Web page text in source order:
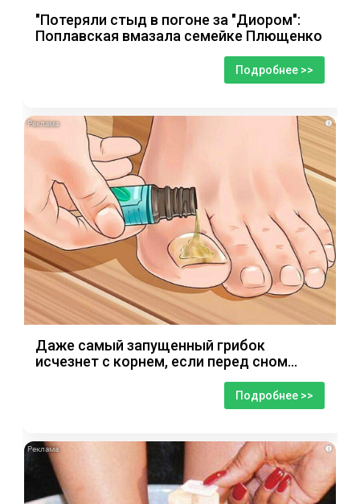
"Потеряли стыд в погоне за "Диором":
Поплавская вмазала семейке Плющенко
Подробнее >>
i
Даже самый запущенный грибок
исчезнет с корнем, если перед сном…
Подробнее >>
i